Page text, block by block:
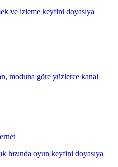
ve izleme keyfini doyasıya
moduna göre yüzlerce kanal
hızında oyun keyfini doyasıya